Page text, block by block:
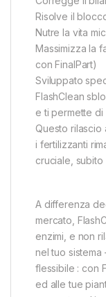
Risolve il
Nutre la vita
Massimizza la
con FinalPart)
Sviluppato
FlashClean
e ti permette
Questo rilascio
i fertilizzanti
cruciale, subito
A differenza
mercato,
enzimi, e non
nel tuo
flessibile : con
ed alle tue